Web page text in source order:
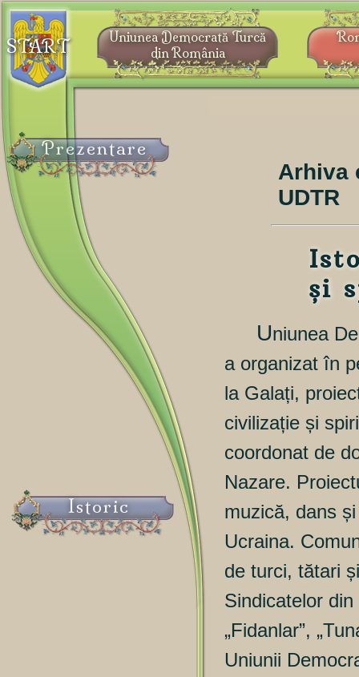
START
Prezentare
Istoric
Uniunea Democrată Turcă
din România
Arhiva
UDTR
și
Uniunea
a organizat în
la Galați,
civilizație și
coordonat de
Nazare.
muzică, dans
Ucraina.
de turci, tătari
Sindicatelor
„Fidanlar”,
Uniunii